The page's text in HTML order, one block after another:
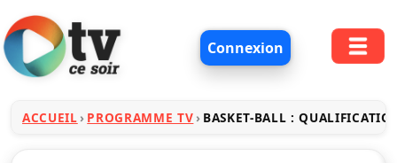
Connexion
ACCUEIL PROGRAMME TV BASKET-BALL :